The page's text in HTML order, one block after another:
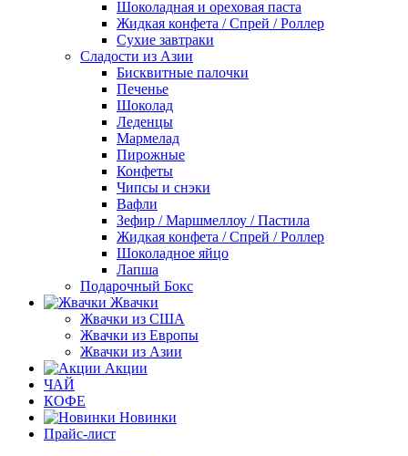
Шоколадная и ореховая паста
Жидкая конфета / Спрей / Роллер
Сухие завтраки
Сладости из Азии
Бисквитные палочки
Печенье
Шоколад
Леденцы
Мармелад
Пирожные
Конфеты
Чипсы и снэки
Вафли
Зефир / Маршмеллоу / Пастила
Жидкая конфета / Спрей / Роллер
Шоколадное яйцо
Лапша
Подарочный Бокс
Жвачки
Жвачки из США
Жвачки из Европы
Жвачки из Азии
Акции
ЧАЙ
КОФЕ
Новинки
Прайс-лист